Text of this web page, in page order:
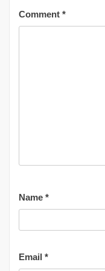
Comment *
Name *
Email *